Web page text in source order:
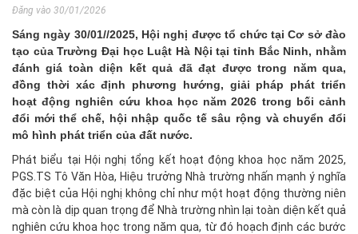
Đăng vào 30/01/2026
Sáng ngày 30/01//2025, Hội nghị được tổ chức tại Cơ sở đào
tạo của Trường Đại học Luật Hà Nội tại tỉnh Bắc Ninh, nhằm
đánh giá toàn diện kết quả đã đạt được trong năm qua,
đồng thời xác định phương hướng, giải pháp phát triển
hoạt động nghiên cứu khoa học năm 2026 trong bối cảnh
đổi mới thể chế, hội nhập quốc tế sâu rộng và chuyển đổi
mô hình phát triển của đất nước.
Phát biểu tại Hội nghị tổng kết hoạt động khoa học năm 2025,
PGS.TS Tô Văn Hòa, Hiệu trưởng Nhà trường nhấn mạnh ý nghĩa
đặc biệt của Hội nghị không chỉ như một hoạt động thường niên
mà còn là dịp quan trọng để Nhà trường nhìn lại toàn diện kết quả
nghiên cứu khoa học trong năm qua, từ đó hoạch định các bước